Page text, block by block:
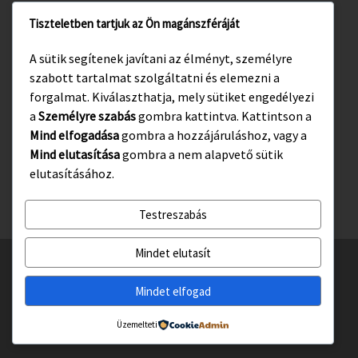
www.visitgyula.com
www.gyulakult.hu
Facebook Instagram
© 2026Gyulasport Nonprofit Kft.– All rights reserved
– Designed with theCustomizr téma haladó beállításai
Tiszteletben tartjuk az Ön magánszféráját
A sütik segítenek javítani az élményt, személyre
szabott tartalmat szolgáltatni és elemezni a
forgalmat. Kiválaszthatja, mely sütiket engedélyezi
a Személyre szabásgombra kattintva. Kattintson a
Mind elfogadásagombra a hozzájáruláshoz, vagy a
Mind elutasításagombra a nem alapvető sütik
elutasításához.
Testreszabás
Mindet elutasít
Mindet elfogad
Üzemelteti